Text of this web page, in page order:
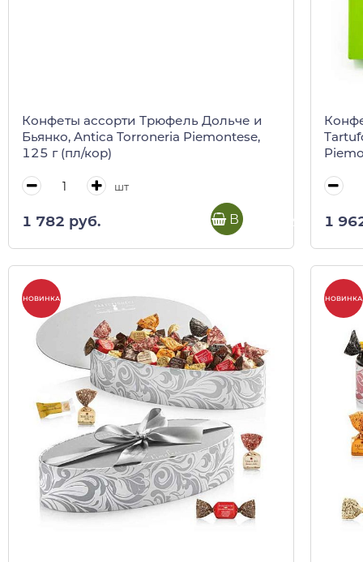
Конфеты ассорти Трюфель Дольче и
Бьянко, Antica Torroneria Piemontese,
125 г (пл/кор)
шт
1 782 руб. В корзину 1
НОВИНКА НОВИНКА